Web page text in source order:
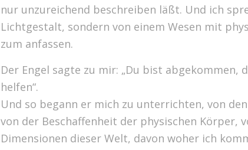
nur unzureichend beschreiben läßt. Und ich
Lichtgestalt, sondern von einem Wesen mit
zum anfassen.
Der Engel sagte zu mir: „Du bist abgekommen,
helfen“.
Und so begann er mich zu unterrichten, von
von der Beschaffenheit der physischen Körper,
Dimensionen dieser Welt, davon woher ich